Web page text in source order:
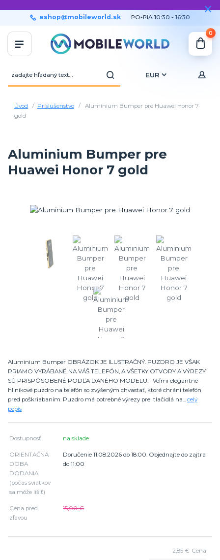
EUR
eshop@mobileworld.sk PO-PIA 10:30 - 16:30
0
Úvod Príslušenstvo
Aluminium Bumper pre Huawei Honor 7
gold
Aluminium Bumper pre
Huawei Honor 7 gold
Aluminium Bumper OBRÁZOK JE ILUSTRAČNÝ. PUZDRO JE VŠAK
PRIAMO VYRÁBANÉ NA VÁŠ TELEFÓN, A VŠETKY OTVORY A VÝREZY
SÚ PRISPÔSOBENÉ PODĽA DANÉHO MODELU. Veľmi elegantné
hliníkové puzdro na telefón so zvýšeným chvastať, ktoré chráni telefón
pred poškriabaním. Puzdro má potrebné výrezy pre tlačidlá na... celý
popis
Dostupnosť na sklade
ORIENTAČNÁ
DOBA
DODANIA
(počas sviatkov
sa môže líšiť)
Doručenie 11.08.2026 do 18:00. Objednajte do zajtra
do 11:00
Cena pred
zľavou
15,00 €
2,85 € Cena